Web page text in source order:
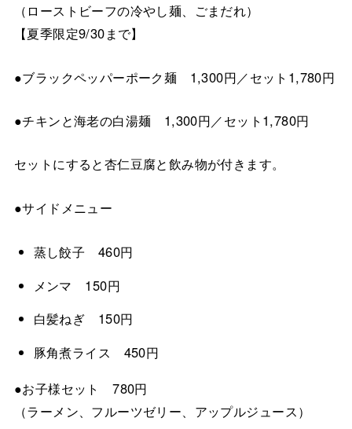
（ローストビーフの冷やし麺、ごまだれ）
【夏季限定9/30まで】
●ブラックペッパーポーク麺 1,300円／セット1,780円
●チキンと海老の白湯麺 1,300円／セット1,780円
セットにすると杏仁豆腐と飲み物が付きます。
●サイドメニュー
蒸し餃子 460円
メンマ 150円
白髪ねぎ 150円
豚角煮ライス 450円
●お子様セット 780円
（ラーメン、フルーツゼリー、アップルジュース）